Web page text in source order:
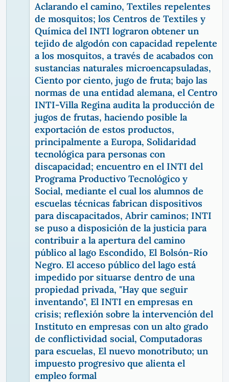
Aclarando el camino, Textiles repelentes
de mosquitos; los Centros de Textiles y
Química del INTI lograron obtener un
tejido de algodón con capacidad repelente
a los mosquitos, a través de acabados con
sustancias naturales microencapsuladas,
Ciento por ciento, jugo de fruta; bajo las
normas de una entidad alemana, el Centro
INTI-Villa Regina audita la producción de
jugos de frutas, haciendo posible la
exportación de estos productos,
principalmente a Europa, Solidaridad
tecnológica para personas con
discapacidad; encuentro en el INTI del
Programa Productivo Tecnológico y
Social, mediante el cual los alumnos de
escuelas técnicas fabrican dispositivos
para discapacitados, Abrir caminos; INTI
se puso a disposición de la justicia para
contribuir a la apertura del camino
público al lago Escondido, El Bolsón-Río
Negro. El acceso público del lago está
impedido por situarse dentro de una
propiedad privada, "Hay que seguir
inventando", El INTI en empresas en
crisis; reflexión sobre la intervención del
Instituto en empresas con un alto grado
de conflictividad social, Computadoras
para escuelas, El nuevo monotributo; un
impuesto progresivo que alienta el
empleo formal